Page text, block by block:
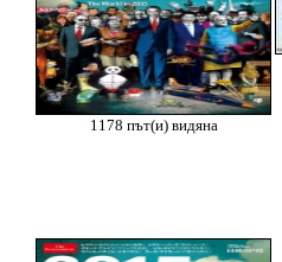
1178 път(и) видяна